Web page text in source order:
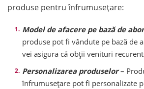
produse pentru înfrumusețare:
Model de afacere pe bază de
produse pot fi vândute pe bază de
vei asigura că obții venituri
Personalizarea produselor–
înfrumusețare pot fi personalizate